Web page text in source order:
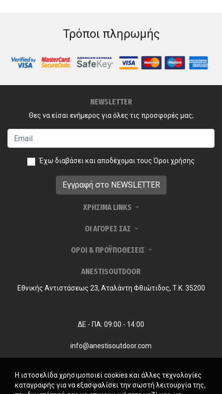
Τρόποι πληρωμής
NEWSLETTER
Θες να είσαι ενήμερος για όλες τις προσφορές μας;
Έχω διαβάσει και αποδέχομαι τους Όροι χρήσης
ΧΡΗΣΙΜΑ LINKS
ΟΙ ΑΓΟΡΕΣ ΣΑΣ
ΟΡΟΙ & ΠΡΟΫΠΟΘΕΣΕΙΣ
ANESTISOUTDOOR
Εθνικής Αντιστάσεως 23, Αταλάντη Φθιώτιδος, Τ.Κ. 35200
ΔΕ - ΠΑ: 09:00 - 14:00
info@anestisoutdoor.com
Η ιστοσελίδα χρησιμοποιεί cookies και άλλες τεχνολογίες
καταγραφής για να εξασφαλίσει την σωστή λειτουργία της,